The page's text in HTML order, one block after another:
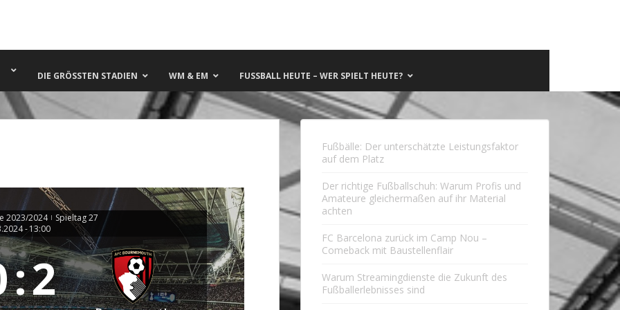
DIE GRÖSSTEN STADIEN WM & EM FUSSBALL HEUTE – WER SPIELT HEUTE?
2023/2024 | Spieltag 27
- 13:00
:2
Fußbälle: Der unterschätzte Leistungsfaktor
auf dem Platz
Der richtige Fußballschuh: Warum Profis und
Amateure gleichermaßen auf ihr Material
achten
FC Barcelona zurück im Camp Nou –
Comeback mit Baustellenflair
Warum Streamingdienste die Zukunft des
Fußballerlebnisses sind